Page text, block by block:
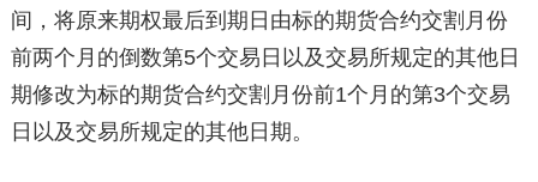
间，将原来期权最后到期日由标的期货合约交割月份
前两个月的倒数第5个交易日以及交易所规定的其他日
期修改为标的期货合约交割月份前1个月的第3个交易
日以及交易所规定的其他日期。